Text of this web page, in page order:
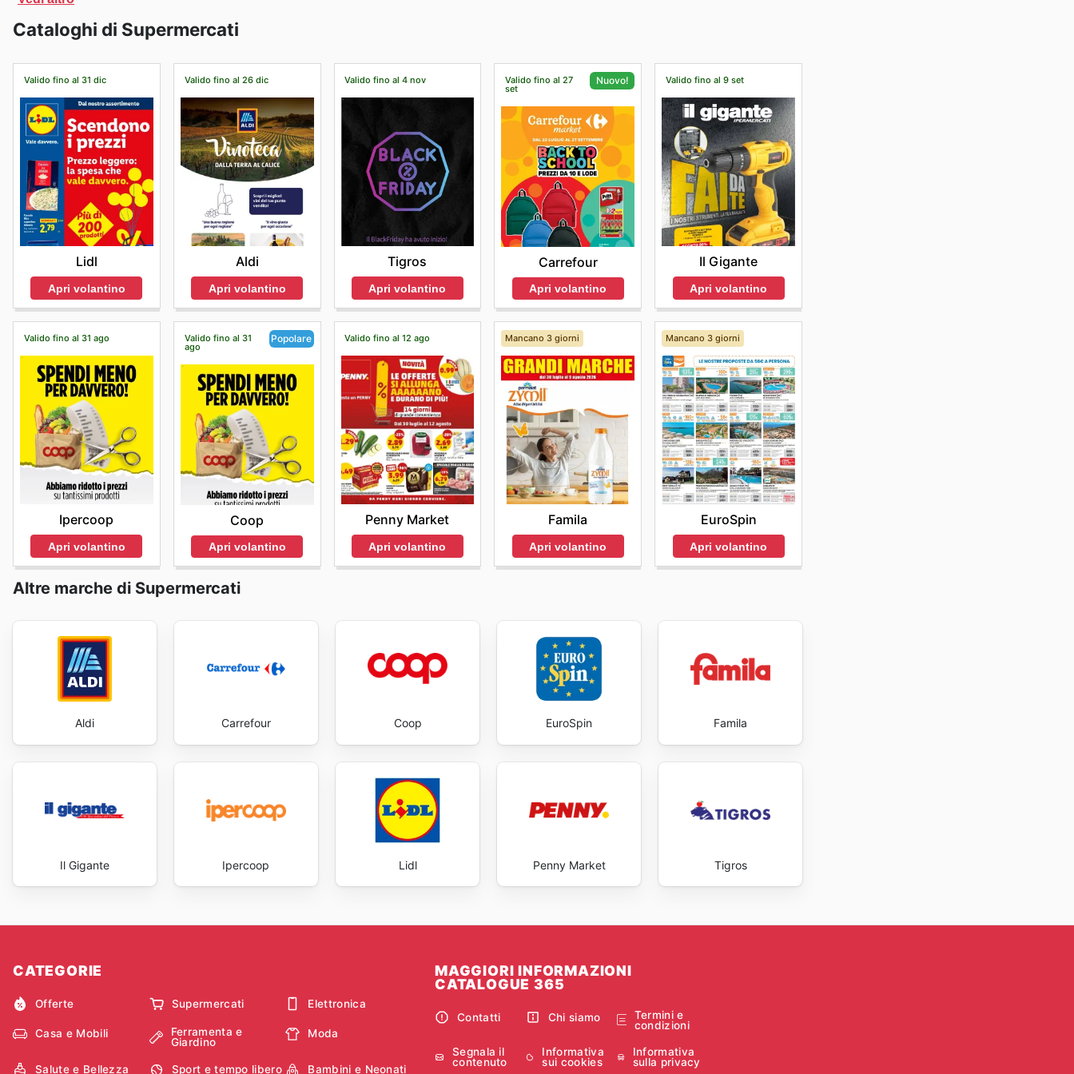
modo più comodo per ricevere o ritirare i propri acquisti.
Cataloghi di Supermercati
Valido fino al 31 dic
Lidl
Apri volantino
Valido fino al 26 dic
Aldi
Apri volantino
Valido fino al 4 nov
Tigros
Apri volantino
Valido fino al 27
set
Nuovo!
Carrefour
Apri volantino
Valido fino al 9 set
Il Gigante
Apri volantino
Valido fino al 31 ago
Ipercoop
Apri volantino
Valido fino al 31
ago
Popolare
Coop
Apri volantino
Valido fino al 12 ago
Penny Market
Apri volantino
Mancano 3 giorni
Famila
Apri volantino
Mancano 3 giorni
EuroSpin
Apri volantino
Altre marche di Supermercati
Aldi Carrefour Coop EuroSpin Famila
Il Gigante Ipercoop Lidl Penny Market Tigros
CATEGORIE
Offerte Supermercati Elettronica
Casa e Mobili
Ferramenta e
Giardino
Moda
Salute e Bellezza Sport e tempo libero Bambini e Neonati
MAGGIORI INFORMAZIONI
CATALOGUE 365
Contatti Chi siamo
Termini e
condizioni
Segnala il
contenuto
Informativa
sui cookies
Informativa
sulla privacy